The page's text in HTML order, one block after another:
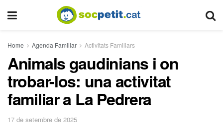
Home Agenda Familiar Activitats Familiars
Animals gaudinians i on
trobar-los: una activitat
familiar a La Pedrera
17 de setembre de 2025